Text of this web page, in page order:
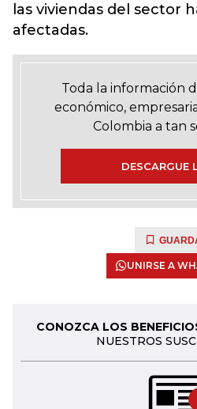
las viviendas del sector
afectadas.
Toda la información
económico,
Colombia a tan
DESCARGUE
UNIRSE A
CONOZCA LOS
NUESTROS